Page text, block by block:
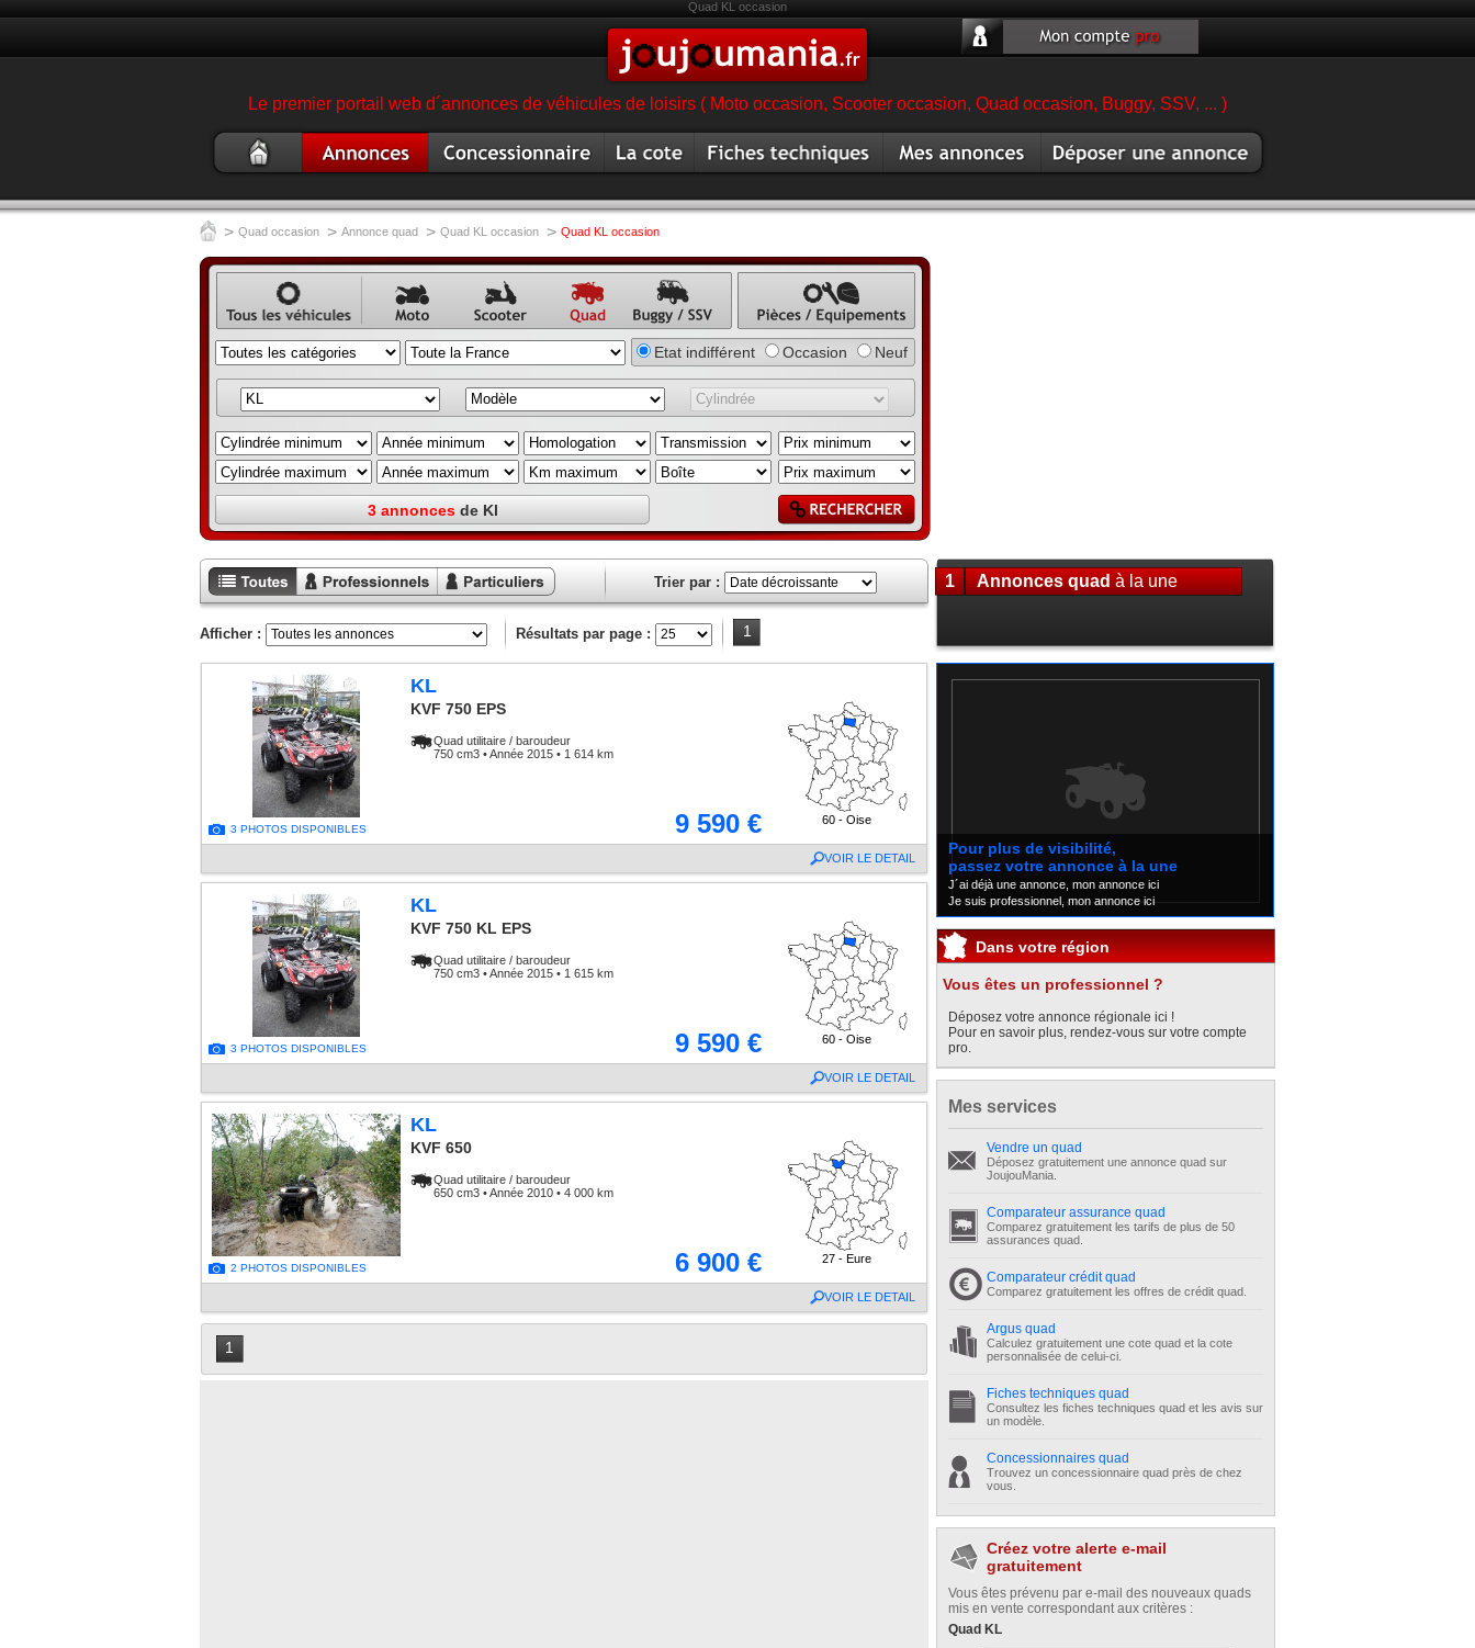
Quad KL occasion
Le premier portail web d´annonces de véhicules de loisirs ( Moto occasion, Scooter occasion, Quad occasion, Buggy, SSV, ... )
occasion
garage magasin quad
occasion
> Quad occasion > Annonce quad > Quad KL occasion > Quad KL occasion
Annonce
véhicule
occasion
Annonce
moto
Annonce
scooter
Annonce
Annonce
buggy,
annonce
SSV
Annonce pièce,
équipement,
accessoire
Etat indifférent Occasion Neuf
3 annoncesde Kl
Toutes les
annonces
Annonces
professionnels
Annonces
particuliers
Trier par :
Afficher : Résultats par page : 1
3 PHOTOS DISPONIBLES
KL
KVF 750 EPS
Quad utilitaire / baroudeur
750 cm3 • Année 2015 • 1 614 km
9 590 € 60 - Oise
VOIR LE DETAIL
3 PHOTOS DISPONIBLES
KL
KVF 750 KL EPS
Quad utilitaire / baroudeur
750 cm3 • Année 2015 • 1 615 km
9 590 € 60 - Oise
VOIR LE DETAIL
2 PHOTOS DISPONIBLES
KL
KVF 650
Quad utilitaire / baroudeur
650 cm3 • Année 2010 • 4 000 km
6 900 € 27 - Eure
VOIR LE DETAIL
1
1 Annonces quadà la une
Pour plus de visibilité,
passez votre annonce à la une
J´ai déjà une annonce, mon annonce ici
Je suis professionnel, mon annonce ici
Dans votre région
Vous êtes un professionnel ?
Déposez votre annonce régionale ici !
Pour en savoir plus, rendez-vous sur votre compte
pro.
Mes services
Vendre un quad
Déposez gratuitement une annonce quad sur
JoujouMania.
Comparateur assurance quad
Comparez gratuitement les tarifs de plus de 50
assurances quad.
Comparateur crédit quad
Comparez gratuitement les offres de crédit quad.
Argus quad
Calculez gratuitement une cote quad et la cote
personnalisée de celui-ci.
Fiches techniques quad
Consultez les fiches techniques quad et les avis sur
un modèle.
Concessionnaires quad
Trouvez un concessionnaire quad près de chez
vous.
Créez votre alerte e-mail
gratuitement
Vous êtes prévenu par e-mail des nouveaux quads
mis en vente correspondant aux critères :
Quad KL